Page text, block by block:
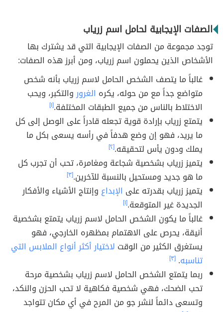
الصفات الإيجابية لحامل اسم زرياب
توجد مجموعة من الصفات الإيجابية التي قد يشترك بها
الأشخاص الذين يحملون اسم زرياب، ومن أبرز هذه الصفات:
غالباً ما يتصف الشخص الحامل لاسم زرياب بأنه شخص
متواضع جداً مع من حوله، يكره الغروروالتكبر، ويحب
الاختلاط بالناس من جميع الطبقات المختلفة.[١]
يتمتع زرياب بإرادة قوية تجعله قادراً على الوصل إلى كل
ما يريد، فهو إن وضع هدفاً في رأسه يسعى بكل ما
يملك ودون يأس لتحقيقه.[٢]
يتميز زرياب بشخصية شجاعة ومغامرة، تحب أن تجرب كل
ما هو جديد ومستحيل بالنسبة للآخرين.[٣]
يتميز زرياب بقدرته على الإبداع وإنتاج الأشياء والأفكار
الجديدة غير المتوقعة.[١]
غالباً ما يكون الشخص الحامل لاسم زرياب يتمتع بشخصية
أنيقة، يحرص على الاهتمام بمظهره الخارجي، فهو
يستغرق الكثير من الوقت لاختيار أكثر أنواع الملابس التي
تناسبه. [٣]
ربما يتمتع الشخص الحامل لاسم زرياب بشخصية مرحة
تحب الضحك، فهي شخصية فكاهية لا تحب الحزن والنكد،
وتسعى دائماً لنشر جو من المرح في أي مكان تتواجد